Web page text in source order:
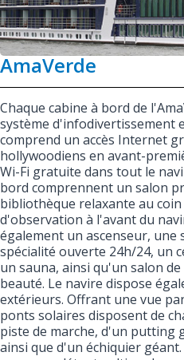
AmaVerde
Chaque cabine à bord de
système d'infodivertissement
comprend un accès Internet
hollywoodiens en avant-
Wi-Fi gratuite dans tout le
bord comprennent un salon
bibliothèque relaxante au
d'observation à l'avant du
également un ascenseur, une
spécialité ouverte 24h/24, un
un sauna, ainsi qu'un salon
beauté. Le navire dispose
extérieurs. Offrant une vue
ponts solaires disposent de
piste de marche, d'un putting
ainsi que d'un échiquier